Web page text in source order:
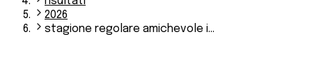
2026
stagione regolare amichevole i...